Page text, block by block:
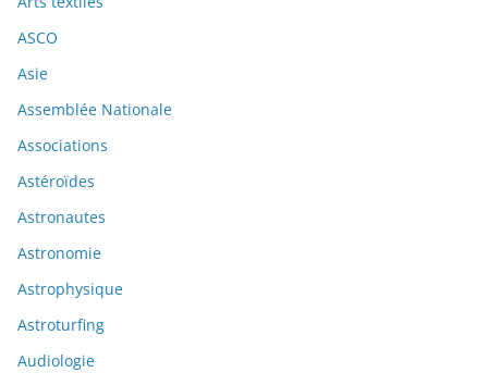
ASCO
Asie
Assemblée Nationale
Associations
Astéroïdes
Astronautes
Astronomie
Astrophysique
Astroturfing
Audiologie